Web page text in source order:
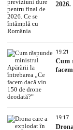
19:21
Cum
19:17